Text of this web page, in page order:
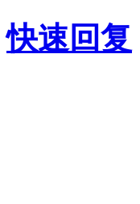
快速回复